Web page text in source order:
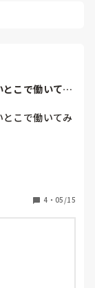
れてもらえ
話してきま
職します。
が大事だと思
ほどにいきま
こで働いてみ
こで働いてみ
ことまったく
4 ・ 05/15